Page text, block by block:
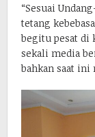
“Sesuai
tetang
begitu pesat di
sekali media
bahkan saat ini